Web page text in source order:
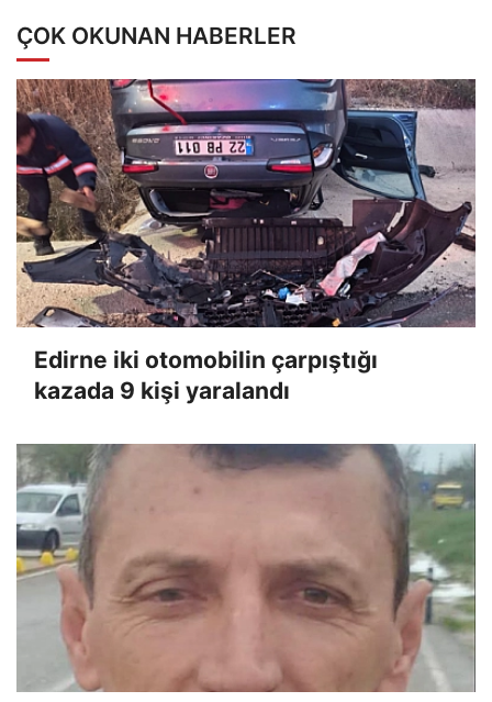
ÇOK OKUNAN HABERLER
Edirne iki otomobilin çarpıştığı
kazada 9 kişi yaralandı